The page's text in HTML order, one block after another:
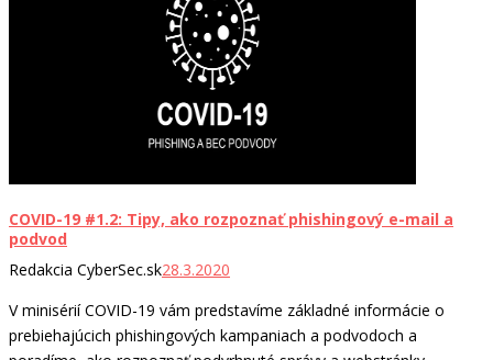
COVID-19 #1.2: Tipy, ako rozpoznať phishingový e-mail a
podvod
Redakcia CyberSec.sk28.3.2020
V minisérií COVID-19 vám predstavíme základné informácie o
prebiehajúcich phishingových kampaniach a podvodoch a